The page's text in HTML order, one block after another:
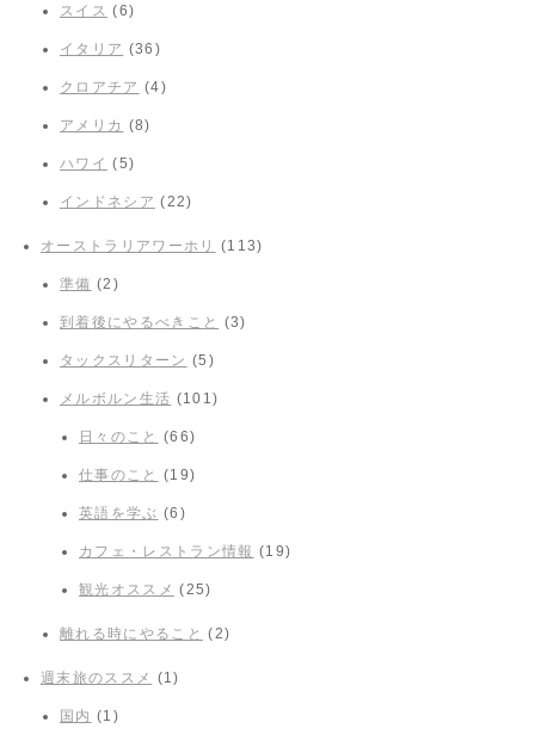
スイス (6)
イタリア (36)
クロアチア (4)
アメリカ (8)
ハワイ (5)
インドネシア (22)
オーストラリアワーホリ (113)
準備 (2)
到着後にやるべきこと (3)
タックスリターン (5)
メルボルン生活 (101)
日々のこと (66)
仕事のこと (19)
英語を学ぶ (6)
カフェ・レストラン情報 (19)
観光オススメ (25)
離れる時にやること (2)
週末旅のススメ (1)
国内 (1)